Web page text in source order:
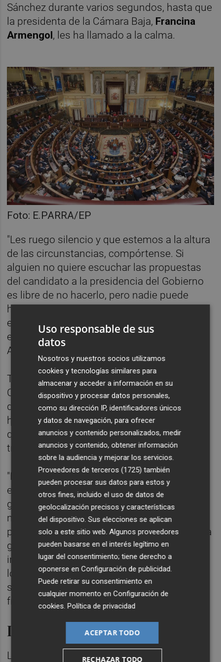
Sánchez durante varios segundos, hasta que
la presidenta de la Cámara Baja, Francina
Armengol, les ha llamado a la calma.
Foto: E.PARRA/EP
"Les ruego silencio y que estemos a la altura
de las circunstancias, compórtense. Si
alguien no quiere escuchar las propuestas
del candidato a la presidencia del Gobierno
es libre de no hacerlo, pero nadie puede
hurtar el derecho de los ciudadanos a
escucharlos. A ellos les representamos, a
ellos nos debemos", ha sentenciado
Armengol.
Tras la intervención de la presidenta del
Congreso, Sánchez ha proseguido con su
discurso. "Igualdad entre españoles es que
haya un millón de estudiantes con beca y
que puedan acudir a su centro educativo en
transporte público gratuito", ha dicho.
"La igualdad son esos 23.000 jóvenes
extremeños que podrán estudiar este curso
gracias a una beca, son las casi 60.000
mujeres en Castilla y La Mancha que van a
poder pagar sus facturas, pedir una hipoteca
gracias y que cuentan hoy con un contrato
indefinido que antes no tenían. Igualdad son
los 264.000 hogares andaluces con bono
social eléctrico que se van a liberar de pasar
frío este invierno", ha puntualizado.
La sesión de investidura
La sesión de investidura del candidato
Uso responsable de sus
datos
Nosotros y nuestros socios utilizamos
cookies y tecnologías similares para
almacenar y acceder a información en su
dispositivo y procesar datos personales,
como su dirección IP, identificadores únicos
y datos de navegación, para ofrecer
anuncios y contenido personalizados, medir
anuncios y contenido, obtener información
sobre la audiencia y mejorar los servicios.
Proveedores de terceros (1725) también
pueden procesar sus datos para estos y
otros fines, incluido el uso de datos de
geolocalización precisos y características
del dispositivo. Sus elecciones se aplican
solo a este sitio web. Algunos proveedores
pueden basarse en el interés legítimo en
lugar del consentimiento; tiene derecho a
oponerse enConfiguración de publicidad.
Puede retirar su consentimiento en
cualquier momento enConfiguración de
cookies.Política de privacidad
ACEPTAR TODO
RECHAZAR TODO